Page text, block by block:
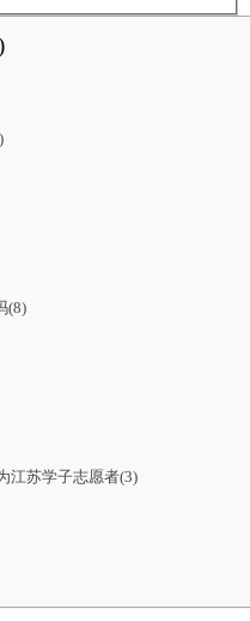
(8)
江苏学子志愿者(3)